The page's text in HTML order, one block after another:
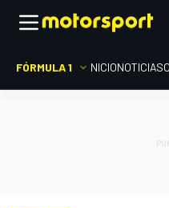
FÓRMULA 1 INICIONOTICIAS